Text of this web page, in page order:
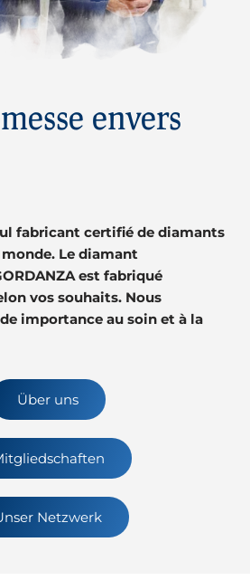
envers
fabricant certifié de diamants
Le diamant
est fabriqué
vos souhaits. Nous
importance au soin et à la
Über uns
Netzwerk